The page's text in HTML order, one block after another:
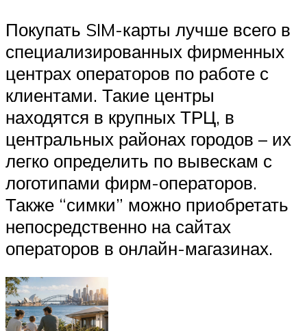
Покупать SIM-карты лучше всего в
специализированных фирменных
центрах операторов по работе с
клиентами. Такие центры
находятся в крупных ТРЦ, в
центральных районах городов – их
легко определить по вывескам с
логотипами фирм-операторов.
Также “симки” можно приобретать
непосредственно на сайтах
операторов в онлайн-магазинах.